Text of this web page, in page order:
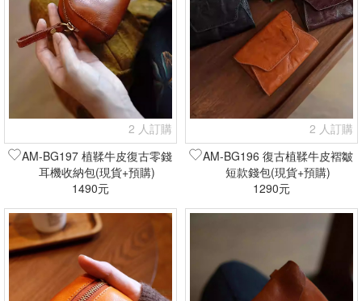
2 人訂購
AM-BG197 植鞣牛皮復古零錢
耳機收納包(現貨+預購)
1490元
2 人訂購
AM-BG196 復古植鞣牛皮褶皺
短款錢包(現貨+預購)
1290元